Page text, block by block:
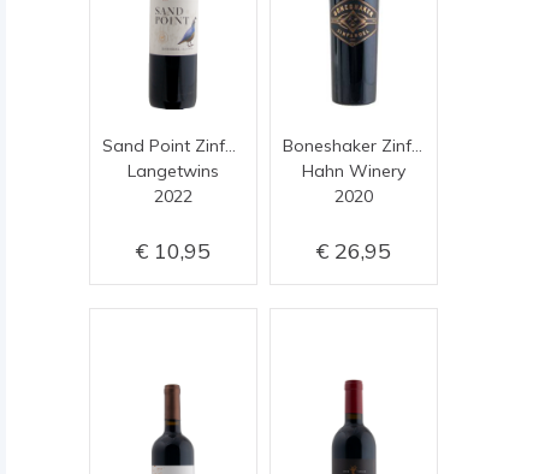
Sand Point Zinfandel
Langetwins
2022
10,95
Boneshaker Zinfandel
Hahn Winery
2020
26,95